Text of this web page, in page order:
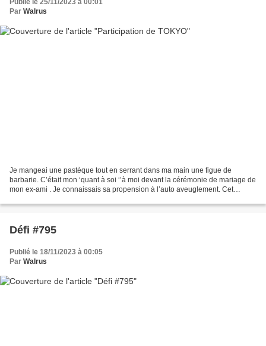
Par Walrus
Je mangeai une pastèque tout en serrant dans ma main une figue de
barbarie. C’était mon ‘quant à soi ‘’à moi devant la cérémonie de mariage de
mon ex-ami . Je connaissais sa propension à l’auto aveuglement. Cet
Défi #795
Publié le 18/11/2023 à 00:05
Par Walrus